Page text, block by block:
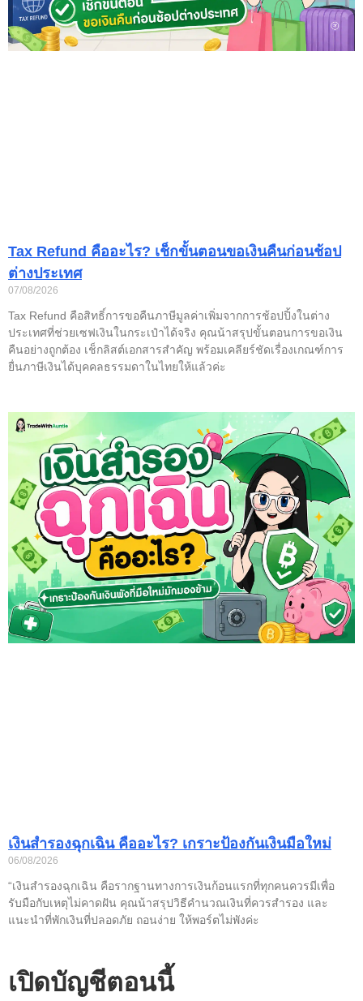
Tax Refund คืออะไร? เช็กขั้นตอนขอเงินคืนก่อนช้อป
ต่างประเทศ
07/08/2026
Tax Refund คือสิทธิ์การขอคืนภาษีมูลค่าเพิ่มจากการช้อปปิ้งในต่าง
ประเทศที่ช่วยเซฟเงินในกระเป๋าได้จริง คุณน้าสรุปขั้นตอนการขอเงิน
คืนอย่างถูกต้อง เช็กลิสต์เอกสารสำคัญ พร้อมเคลียร์ชัดเรื่องเกณฑ์การ
ยื่นภาษีเงินได้บุคคลธรรมดาในไทยให้แล้วค่ะ
เงินสำรองฉุกเฉิน คืออะไร? เกราะป้องกันเงินมือใหม่
06/08/2026
“เงินสำรองฉุกเฉิน คือรากฐานทางการเงินก้อนแรกที่ทุกคนควรมีเพื่อ
รับมือกับเหตุไม่คาดฝัน คุณน้าสรุปวิธีคำนวณเงินที่ควรสำรอง และ
แนะนำที่พักเงินที่ปลอดภัย ถอนง่าย ให้พอร์ตไม่พังค่ะ
เปิดบัญชีตอนนี้